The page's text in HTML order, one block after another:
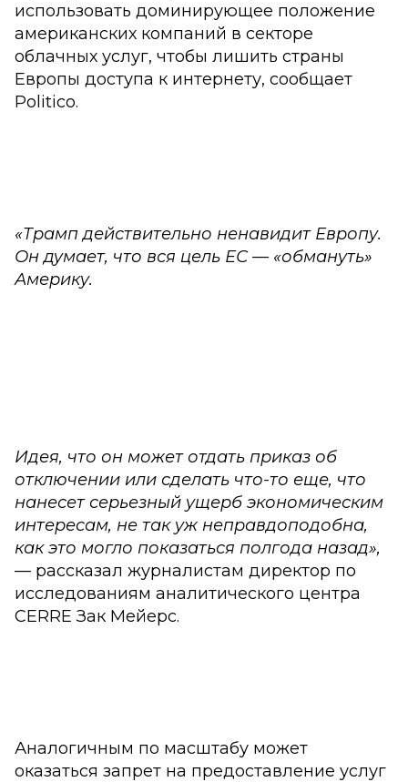
использовать доминирующее положение
американских компаний в секторе
облачных услуг, чтобы лишить страны
Европы доступа к интернету, сообщает
Politico.
«Трамп действительно ненавидит Европу.
Он думает, что вся цель ЕС — «обмануть»
Америку.
Идея, что он может отдать приказ об
отключении или сделать что-то еще, что
нанесет серьезный ущерб экономическим
интересам, не так уж неправдоподобна,
как это могло показаться полгода назад»,
— рассказал журналистам директор по
исследованиям аналитического центра
CERRE Зак Мейерс.
Аналогичным по масштабу может
оказаться запрет на предоставление услуг